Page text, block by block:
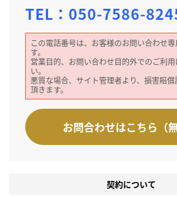
TEL： 050-7586-
この電話番号は、お客様のお問い合わせ
す。
営業目的、お問い合わせ目的外でのご利
い。
悪質な場合、サイト管理者より、損害賠
頂きます。
お問合わせはこちら（無
契約について